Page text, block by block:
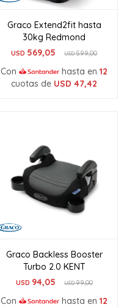
Graco Extend2fit hasta
30kg Redmond
USD 569,05 USD599,00
Con hasta en 12
cuotas de USD 47,42
Graco Backless Booster
Turbo 2.0 KENT
USD 94,05 USD99,00
Con hasta en 12